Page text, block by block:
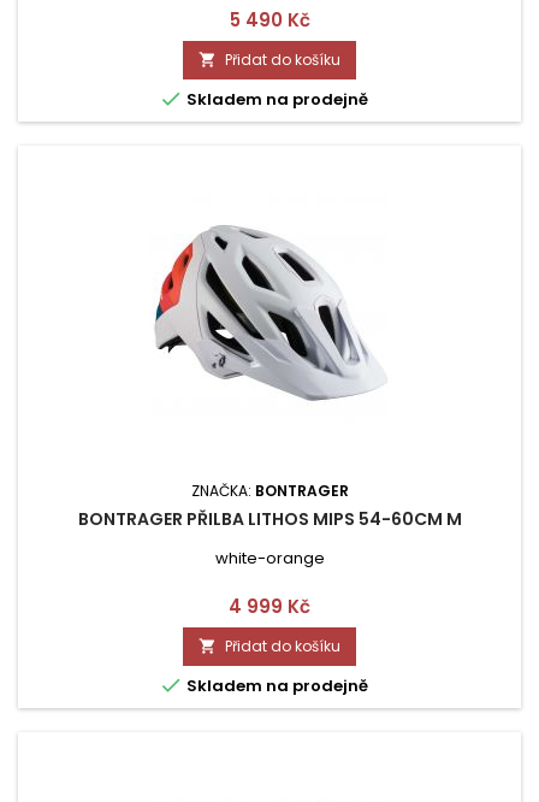
Cena
5 490 Kč
 Přidat do košíku
 Skladem na prodejně
ZNAČKA: BONTRAGER
BONTRAGER PŘILBA LITHOS MIPS 54-60CM M
white-orange
Cena
4 999 Kč
 Přidat do košíku
 Skladem na prodejně